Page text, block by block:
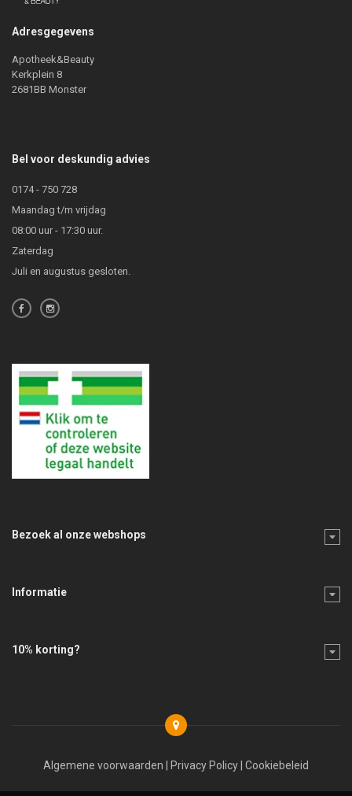
Adresgegevens
Apotheek&Beauty
Kerkplein 8
2681BB Monster
Bel voor deskundig advies
0174 - 750 728
Maandag t/m vrijdag
08:00 uur - 17:30 uur.
Zaterdag
Juli en augustus gesloten.
Bezoek al onze webshops
Informatie
10% korting?
Algemene voorwaarden | Privacy Policy| Cookiebeleid